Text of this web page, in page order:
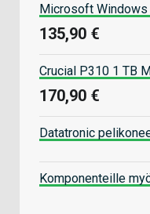
Microsoft
135,90 €
Crucial P310 1 TB
170,90 €
Datatronic
Komponenteille